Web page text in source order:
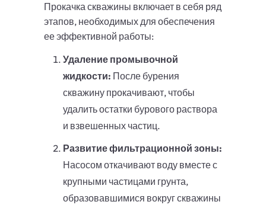
Прокачка скважины включает в себя ряд
этапов, необходимых для обеспечения
ее эффективной работы:
Удаление промывочной
жидкости: После бурения
скважину прокачивают, чтобы
удалить остатки бурового раствора
и взвешенных частиц.
Развитие фильтрационной зоны:
Насосом откачивают воду вместе с
крупными частицами грунта,
образовавшимися вокруг скважины